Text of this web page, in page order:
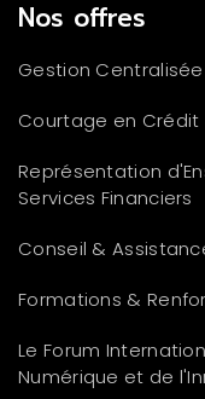
Nos offres
Gestion
Courtage en Crédit
Représentation
Services Financiers
Conseil &
Formations &
Le Forum
Numérique et de